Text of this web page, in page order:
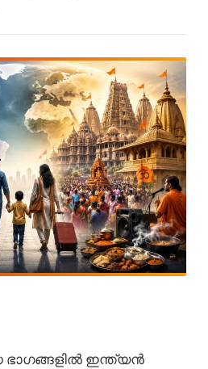
ഭാഗങ്ങളിൽ ഇന്ത്യൻ